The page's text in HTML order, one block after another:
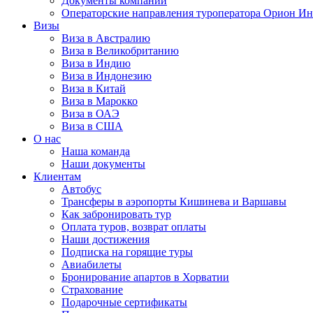
Операторские направления туроператора Орион
Визы
Виза в Австралию
Виза в Великобританию
Виза в Индию
Виза в Индонезию
Виза в Китай
Виза в Марокко
Виза в ОАЭ
Виза в США
О нас
Наша команда
Наши документы
Клиентам
Автобус
Трансферы в аэропорты Кишинева и Варшавы
Как забронировать тур
Оплата туров, возврат оплаты
Наши достижения
Подписка на горящие туры
Авиабилеты
Бронирование апартов в Хорватии
Страхование
Подарочные сертификаты